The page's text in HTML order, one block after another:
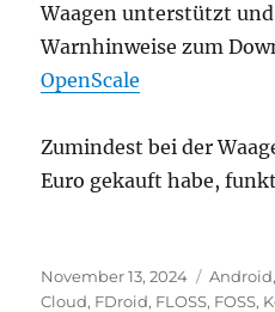
Waagen unterstützt
Warnhinweise zum
OpenScale
Zumindest bei der
Euro gekauft habe,
Veröffentlicht
am
November 13, 2024 Android,
Cloud, FDroid, FLOSS, FOSS,